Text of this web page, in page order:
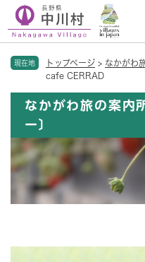
現在地 トップページ > なかがわ
cafe CERRAD
なかがわ旅の案内
ー〕